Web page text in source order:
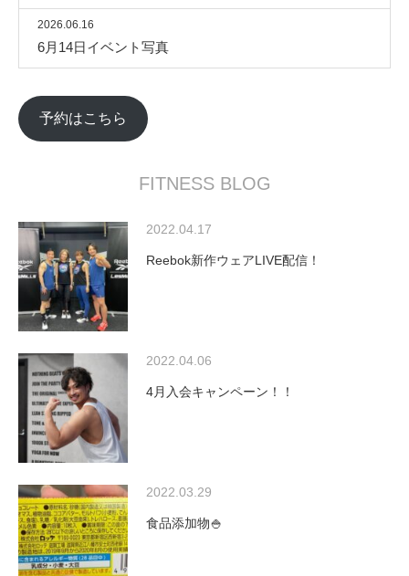
2026.06.16
6月14日イベント写真
予約はこちら
FITNESS BLOG
2022.04.17
Reebok新作ウェアLIVE配信！
2022.04.06
4月入会キャンペーン！！
2022.03.29
食品添加物🍚